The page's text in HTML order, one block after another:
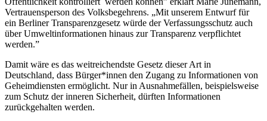
Vertrauensperson des Volksbegehrens. „Mit unserem Entwurf für
ein Berliner Transparenzgesetz würde der Verfassungsschutz auch
über Umweltinformationen hinaus zur Transparenz verpflichtet
werden.”
Damit wäre es das weitreichendste Gesetz dieser Art in
Deutschland, dass Bürger*innen den Zugang zu Informationen von
Geheimdiensten ermöglicht. Nur in Ausnahmefällen, beispielsweise
zum Schutz der inneren Sicherheit, dürften Informationen
zurückgehalten werden.